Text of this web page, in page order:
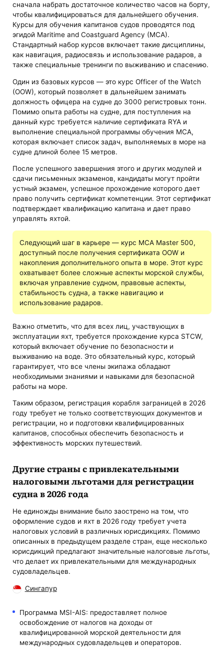
сначала набрать достаточное количество часов на борту,
чтобы квалифицироваться для дальнейшего обучения.
Курсы для обучения капитанов судов проводятся под
эгидой Maritime and Coastguard Agency (MCA).
Стандартный набор курсов включает такие дисциплины,
как навигация, радиосвязь и использование радаров, а
также специальные тренинги по выживанию и спасению​.
Один из базовых курсов — это курс Officer of the Watch
(OOW), который позволяет в дальнейшем занимать
должность офицера на судне до 3000 регистровых тонн.
Помимо опыта работы на судне, для поступления на
данный курс требуется наличие сертификата RYA и
выполнение специальной программы обучения MCA,
которая включает список задач, выполняемых в море на
судне длиной более 15 метров​​.
После успешного завершения этого и других модулей и
сдачи письменных экзаменов, кандидаты могут пройти
устный экзамен, успешное прохождение которого дает
право получить сертификат компетенции. Этот сертификат
подтверждает квалификацию капитана и дает право
управлять яхтой.
Следующий шаг в карьере — курс MCA Master 500,
доступный после получения сертификата OOW и
накопления дополнительного опыта в море. Этот курс
охватывает более сложные аспекты морской службы,
включая управление судном, правовые аспекты,
стабильность судна, а также навигацию и
использование радаров​​.
Важно отметить, что для всех лиц, участвующих в
эксплуатации яхт, требуется прохождение курса STCW,
который включает обучение по безопасности и
выживанию на воде​​. Это обязательный курс, который
гарантирует, что все члены экипажа обладают
необходимыми знаниями и навыками для безопасной
работы на море.
Таким образом, регистрация корабля заграницей в 2026
году требует не только соответствующих документов и
регистрации, но и подготовки квалифицированных
капитанов, способных обеспечить безопасность и
эффективность морских путешествий.
Другие страны с привлекательными
налоговыми льготами для регистрации
судна в 2026 года
Не единожды внимание было заострено на том, что
оформление судов и яхт в 2026 году требует учета
налоговых условий в различных юрисдикциях. Помимо
описанных в предыдущем разделе стран, еще несколько
юрисдикций предлагают значительные налоговые льготы,
что делает их привлекательными для международных
судовладельцев.
Сингапур
Программа MSI-AIS: предоставляет полное
освобождение от налогов на доходы от
квалифицированной морской деятельности для
международных судовладельцев и операторов.